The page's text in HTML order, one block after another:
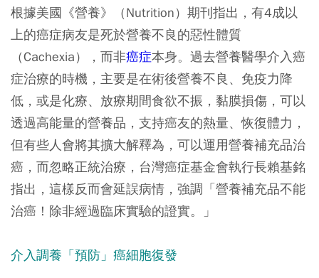
根據美國《營養》（Nutrition）期刊指出，有4成以
上的癌症病友是死於營養不良的惡性體質
（Cachexia），而非癌症本身。過去營養醫學介入癌
症治療的時機，主要是在術後營養不良、免疫力降
低，或是化療、放療期間食欲不振，黏膜損傷，可以
透過高能量的營養品，支持癌友的熱量、恢復體力，
但有些人會將其擴大解釋為，可以運用營養補充品治
癌，而忽略正統治療，台灣癌症基金會執行長賴基銘
指出，這樣反而會延誤病情，強調「營養補充品不能
治癌！除非經過臨床實驗的證實。」
介入調養「預防」癌細胞復發